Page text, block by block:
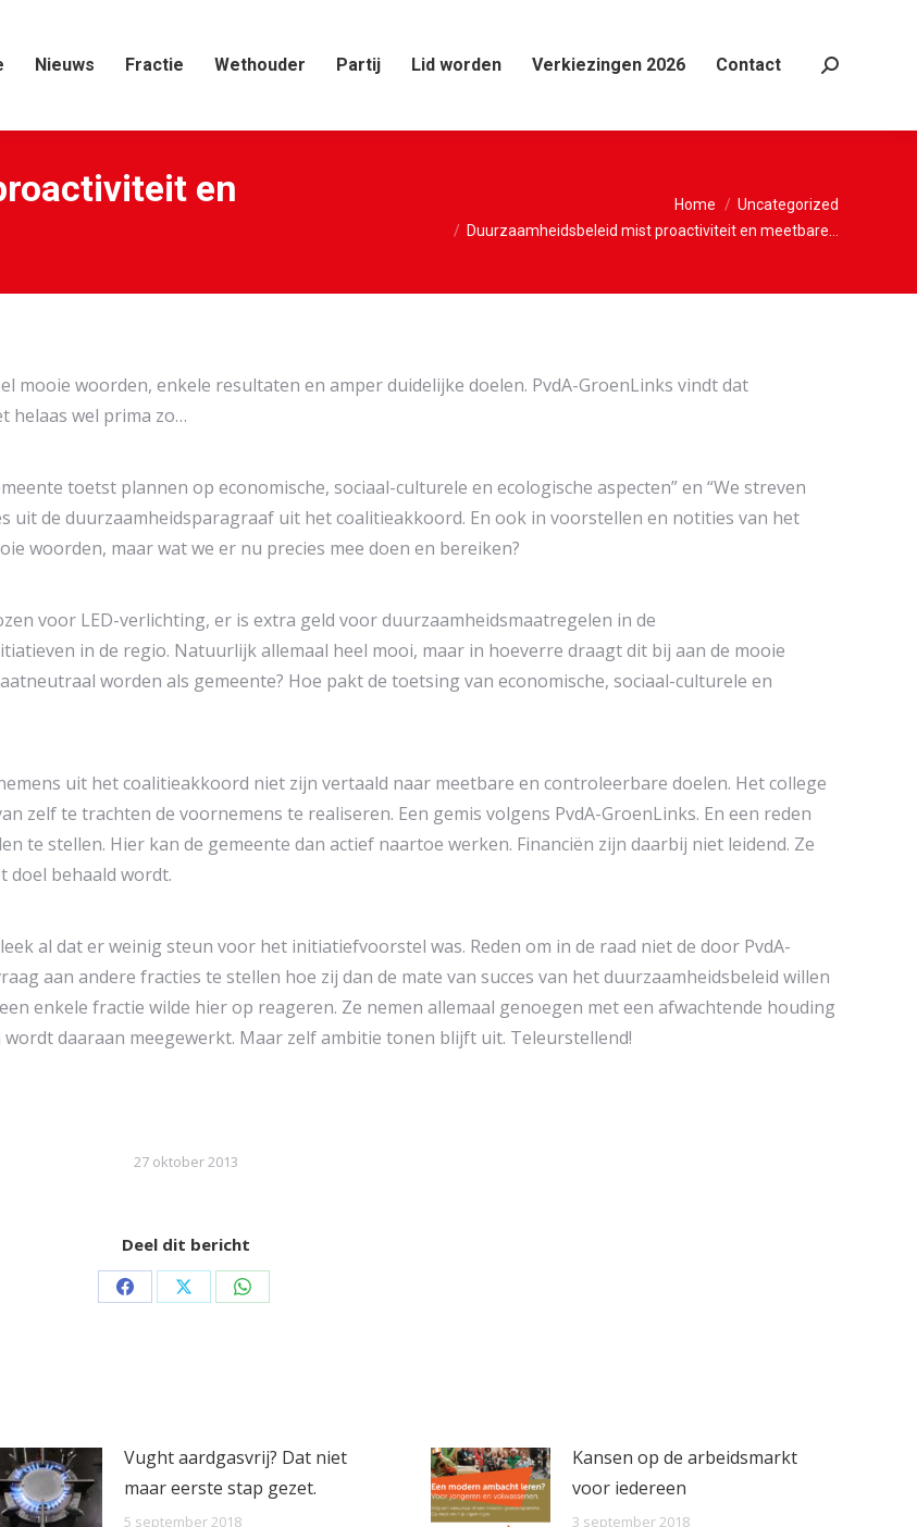
Nieuws Fractie Wethouder Partij Lid worden Verkiezingen 2026 Contact Search:
en
Home
Uncategorized
Duurzaamheidsbeleid mist proactiviteit en meetbare…
mooie woorden, enkele resultaten en amper duidelijke doelen. PvdA-GroenLinks vindt dat
helaas wel prima zo…
toetst plannen op economische, sociaal-culturele en ecologische aspecten” en “We streven
uit de duurzaamheidsparagraaf uit het coalitieakkoord. En ook in voorstellen en notities van het
woorden, maar wat we er nu precies mee doen en bereiken?
voor LED-verlichting, er is extra geld voor duurzaamheidsmaatregelen in de
in de regio. Natuurlijk allemaal heel mooi, maar in hoeverre draagt dit bij aan de mooie
worden als gemeente? Hoe pakt de toetsing van economische, sociaal-culturele en
uit het coalitieakkoord niet zijn vertaald naar meetbare en controleerbare doelen. Het college
zelf te trachten de voornemens te realiseren. Een gemis volgens PvdA-GroenLinks. En een reden
te stellen. Hier kan de gemeente dan actief naartoe werken. Financiën zijn daarbij niet leidend. Ze
doel behaald wordt.
al dat er weinig steun voor het initiatiefvoorstel was. Reden om in de raad niet de door PvdA-
aan andere fracties te stellen hoe zij dan de mate van succes van het duurzaamheidsbeleid willen
enkele fractie wilde hier op reageren. Ze nemen allemaal genoegen met een afwachtende houding
daaraan meegewerkt. Maar zelf ambitie tonen blijft uit. Teleurstellend!
27 oktober 2013
Deel dit bericht
Share Share Share
Vught aardgasvrij? Dat niet
maar eerste stap gezet.
5 september 2018
Kansen op de arbeidsmarkt
voor iedereen
3 september 2018